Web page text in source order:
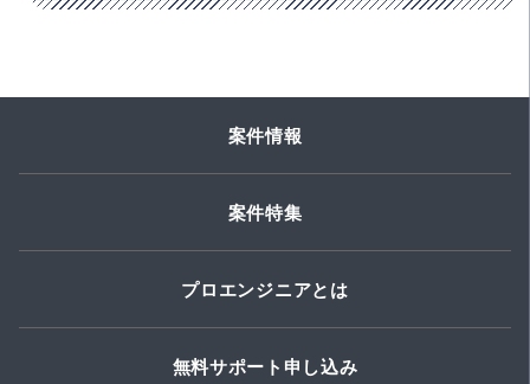
案件情報
案件特集
プロエンジニアとは
無料サポート申し込み